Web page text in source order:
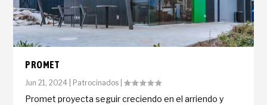
PROMET
Jun 21, 2024 Patrocinados |
Promet proyecta seguir creciendo en el arriendo y